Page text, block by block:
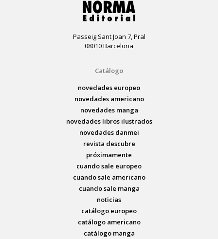
Passeig Sant Joan 7, Pral
08010 Barcelona
Catálogo
novedades europeo
novedades americano
novedades manga
novedades libros ilustrados
novedades danmei
revista descubre
próximamente
cuando sale europeo
cuando sale americano
cuando sale manga
noticias
catálogo europeo
catálogo americano
catálogo manga